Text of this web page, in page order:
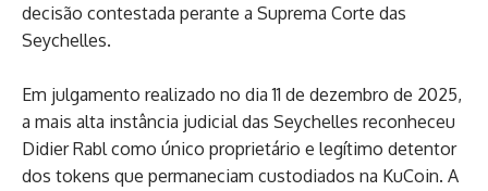
decisão contestada perante a Suprema Corte das
Seychelles.
Em julgamento realizado no dia 11 de dezembro de 2025,
a mais alta instância judicial das Seychelles reconheceu
Didier Rabl como único proprietário e legítimo detentor
dos tokens que permaneciam custodiados na KuCoin. A